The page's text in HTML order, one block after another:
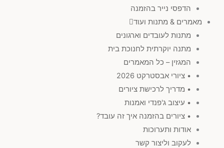
הדפסי נייר בהזמנה
מאמרים & מתנות ועוד
מתנות לעובדים וארגונים
מתנה יוקרתית לחנוכת בית
המגזין – כל המאמרים
• ציורי אבסטרקט 2026
• מדריך לרכישת ציורים
• עיצוב ג'פנדי ואמנות
• ציורים בהזמנה איך זה עובד?
אודות ותערוכות
לעקוב וליצור קשר